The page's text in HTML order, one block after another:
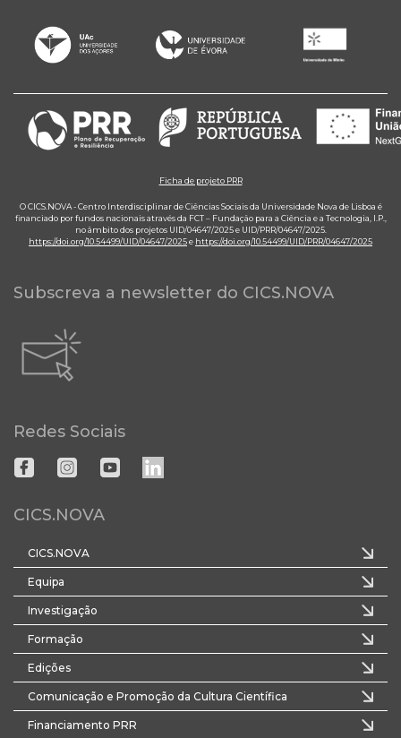
Ficha de projeto PRR
O CICS.NOVA - Centro Interdisciplinar de Ciências Sociais da Universidade Nova de Lisboa é
financiado por fundos nacionais através da FCT – Fundação para a Ciência e a Tecnologia, I.P.,
no âmbito dos projetos UID/04647/2025 e UID/PRR/04647/2025.
https://doi.org/10.54499/UID/04647/2025e https://doi.org/10.54499/UID/PRR/04647/2025
Subscreva a newsletter do CICS.NOVA
Redes Sociais
CICS.NOVA
CICS.NOVA
Equipa
Investigação
Formação
Edições
Comunicação e Promoção da Cultura Científica
Financiamento PRR